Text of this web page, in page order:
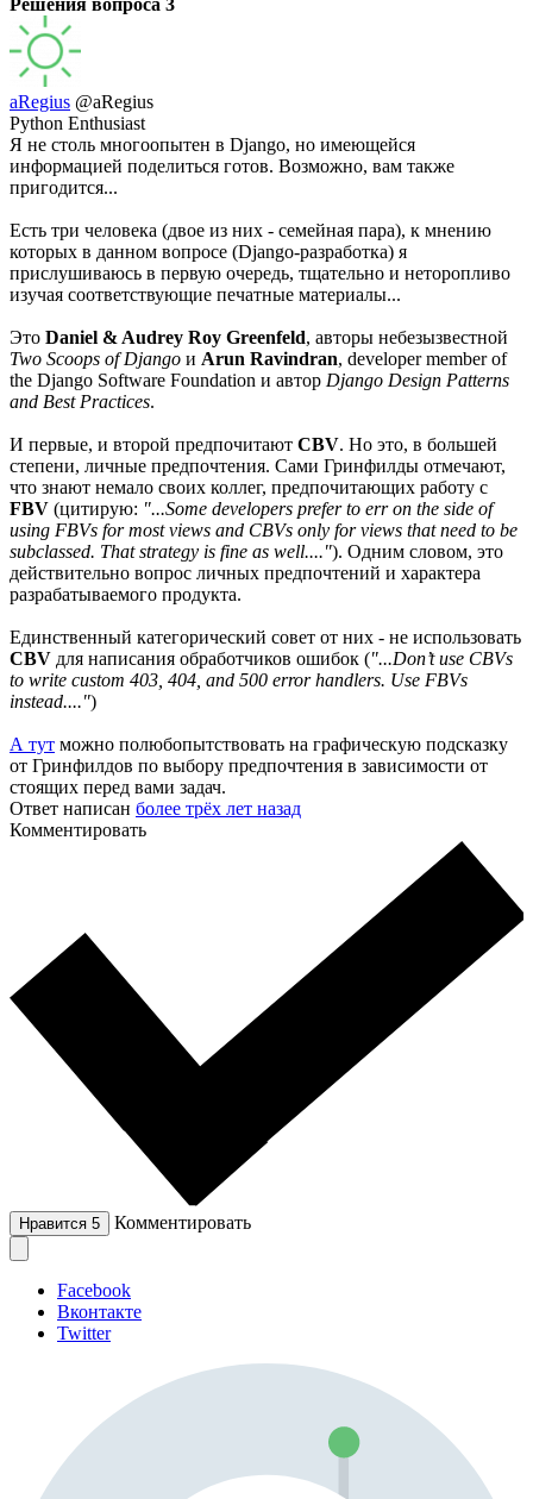
Решения вопроса 3
aRegius @aRegius
Python Enthusiast
Я не столь многоопытен в Django, но имеющейся
информацией поделиться готов. Возможно, вам также
пригодится...
Есть три человека (двое из них - семейная пара), к мнению
которых в данном вопросе (Django-разработка) я
прислушиваюсь в первую очередь, тщательно и неторопливо
изучая соответствующие печатные материалы...
Это Daniel & Audrey Roy Greenfeld, авторы небезызвестной
Two Scoops of Django и Arun Ravindran, developer member of
the Django Software Foundation и автор Django Design Patterns
and Best Practices.
И первые, и второй предпочитают CBV. Но это, в большей
степени, личные предпочтения. Сами Гринфилды отмечают,
что знают немало своих коллег, предпочитающих работу с
FBV (цитирую: "...Some developers prefer to err on the side of
using FBVs for most views and CBVs only for views that need to be
subclassed. That strategy is fine as well...."). Одним словом, это
действительно вопрос личных предпочтений и характера
разрабатываемого продукта.
Единственный категорический совет от них - не использовать
CBV для написания обработчиков ошибок ("...Don’t use CBVs
to write custom 403, 404, and 500 error handlers. Use FBVs
instead....")
А тут можно полюбопытствовать на графическую подсказку
от Гринфилдов по выбору предпочтения в зависимости от
стоящих перед вами задач.
Ответ написан более трёх лет назад
Комментировать
Нравится 5 Комментировать
Facebook
Вконтакте
Twitter